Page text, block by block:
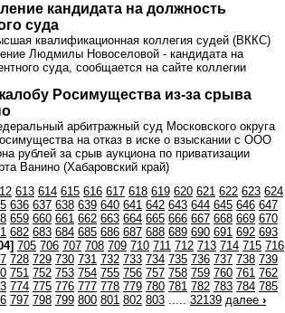
кандидата на должность
суда
квалификационная коллегия судей (ВККС)
Людмилы Новоселовой - кандидата на
суда, сообщается на сайте коллегии
Росимущества из-за срыва
арбитражный суд Московского округа
на отказ в иске о взыскании с ООО
рублей за срыв аукциона по приватизации
Ванино (Хабаровский край)
613 614 615 616 617 618 619 620 621 622 623 624
636 637 638 639 640 641 642 643 644 645 646 647
659 660 661 662 663 664 665 666 667 668 669 670
682 683 684 685 686 687 688 689 690 691 692 693
705 706 707 708 709 710 711 712 713 714 715 716
728 729 730 731 732 733 734 735 736 737 738 739
751 752 753 754 755 756 757 758 759 760 761 762
774 775 776 777 778 779 780 781 782 783 784 785
797 798 799 800 801 802 803 ..... 32139 далее ›